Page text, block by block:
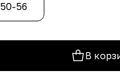
50-56
В